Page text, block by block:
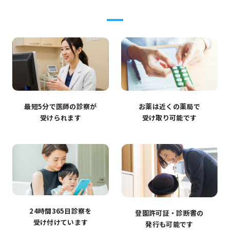
最短5分で医師の診察が
受けられます
お薬は近くの薬局で
受け取り可能です
24時間365日診察を
受け付けています
登園許可証・診断書の
発行も可能です